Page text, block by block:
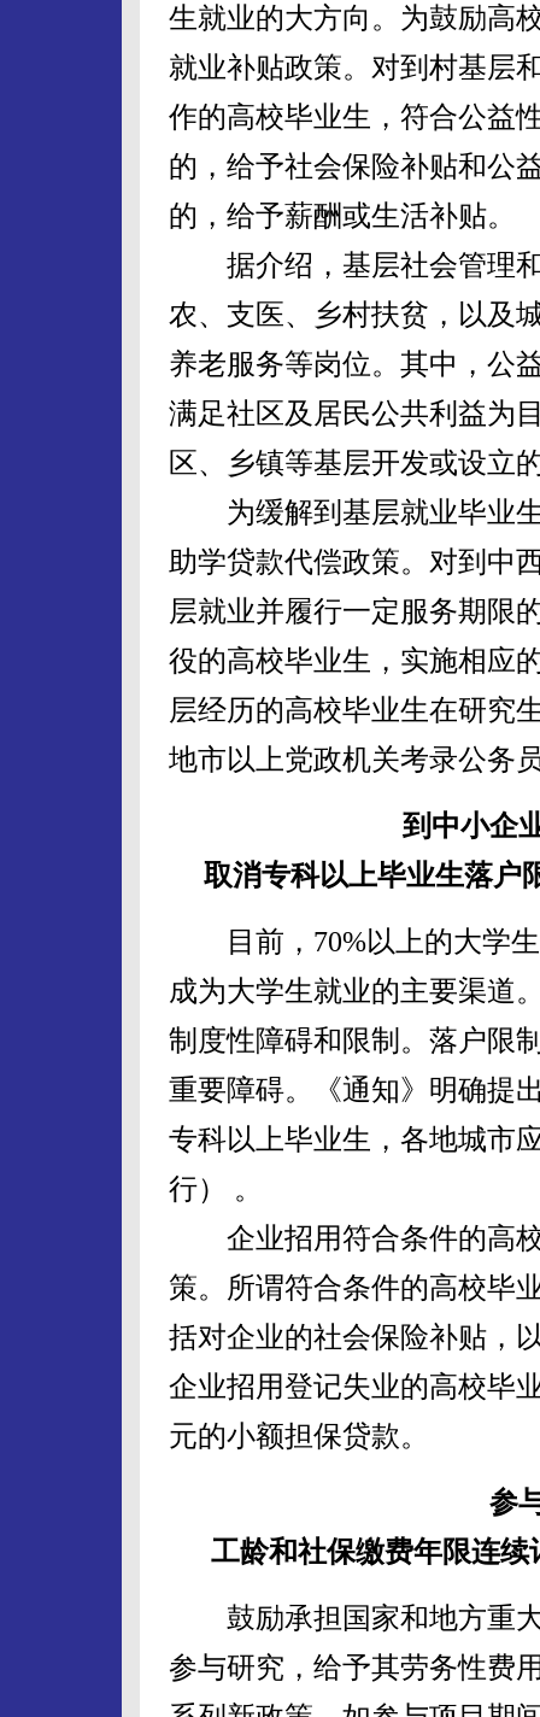
生就业的大方向。为鼓励高
就业补贴政策。对到村基层
作的高校毕业生，符合公益
的，给予社会保险补贴和公
的，给予薪酬或生活补贴。
据介绍，基层社会管理和
农、支医、乡村扶贫，以及
养老服务等岗位。其中，公
满足社区及居民公共利益为
区、乡镇等基层开发或设立
为缓解到基层就业毕业生
助学贷款代偿政策。对到中
层就业并履行一定服务期限
役的高校毕业生，实施相应
层经历的高校毕业生在研究
地市以上党政机关考录公务
到中小企
取消专科以上毕业生落户
目前，70%以上的大学生
成为大学生就业的主要渠道
制度性障碍和限制。落户限
重要障碍。《通知》明确提
专科以上毕业生，各地城市
行） 。
企业招用符合条件的高校
策。所谓符合条件的高校毕
括对企业的社会保险补贴，
企业招用登记失业的高校毕
元的小额担保贷款。
参
工龄和社保缴费年限连
鼓励承担国家和地方重大
参与研究，给予其劳务性费